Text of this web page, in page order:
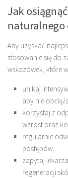
Jak
naturalnego
Aby uzyskać
stosowanie się do
wskazówek, które
unikaj
aby nie
korzystaj z
wzrost oraz
regularnie
postępów,
zapytaj
regeneracji